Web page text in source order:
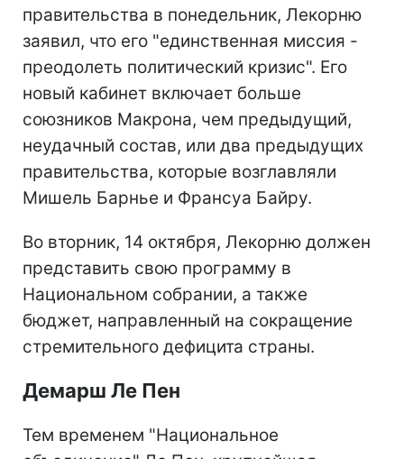
правительства в понедельник, Лекорню
заявил, что его "единственная миссия -
преодолеть политический кризис". Его
новый кабинет включает больше
союзников Макрона, чем предыдущий,
неудачный состав, или два предыдущих
правительства, которые возглавляли
Мишель Барнье и Франсуа Байру.
Во вторник, 14 октября, Лекорню должен
представить свою программу в
Национальном собрании, а также
бюджет, направленный на сокращение
стремительного дефицита страны.
Демарш Ле Пен
Тем временем "Национальное